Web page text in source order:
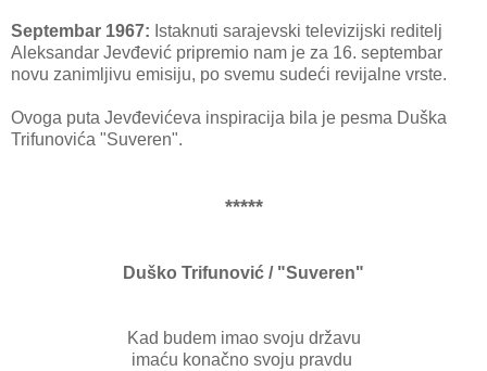
Septembar 1967: Istaknuti sarajevski televizijski reditelj
Aleksandar Jevđević pripremio nam je za 16. septembar
novu zanimljivu emisiju, po svemu sudeći revijalne vrste.
Ovoga puta Jevđevićeva inspiracija bila je pesma Duška
Trifunovića "Suveren".
*****
Duško Trifunović / "Suveren"
Kad budem imao svoju državu
imaću konačno svoju pravdu